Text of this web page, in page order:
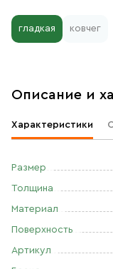
гладкая ковчег
Описание и
Характеристики
Размер
Толщина
Материал
Поверхность
Артикул